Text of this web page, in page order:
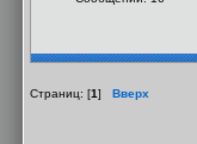
Страниц: [1] Вверх